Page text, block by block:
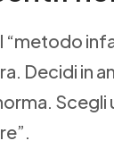
“metodo
Decidi in